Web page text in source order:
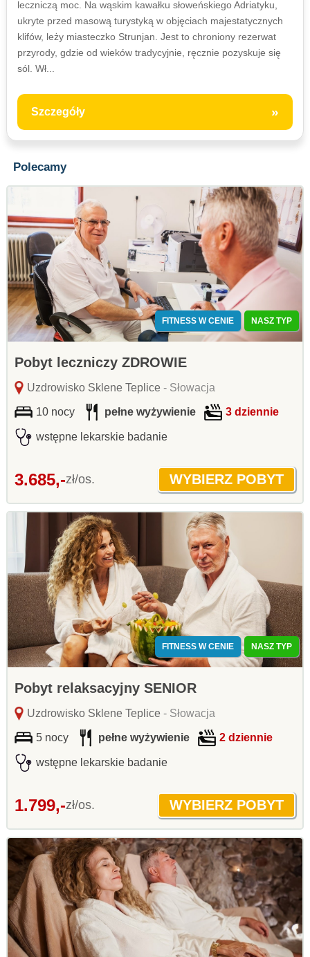
leczniczą moc. Na wąskim kawałku słoweńskiego Adriatyku,
ukryte przed masową turystyką w objęciach majestatycznych
klifów, leży miasteczko Strunjan. Jest to chroniony rezerwat
przyrody, gdzie od wieków tradycyjnie, ręcznie pozyskuje się
sól. Wł...
Szczegóły »
Polecamy
FITNESS W CENIE NASZ TYP
Pobyt leczniczy ZDROWIE
Uzdrowisko Sklene Teplice- Słowacja
10 nocy pełne wyżywienie 3 dziennie
wstępne lekarskie badanie
3.685,-zł/os.
FITNESS W CENIE NASZ TYP
Pobyt relaksacyjny SENIOR
Uzdrowisko Sklene Teplice- Słowacja
5 nocy pełne wyżywienie 2 dziennie
wstępne lekarskie badanie
1.799,-zł/os.